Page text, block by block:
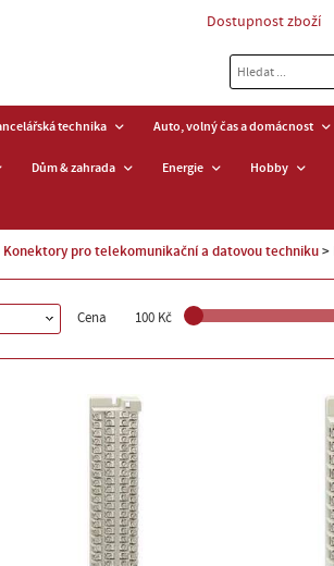
Dostupnost zboží
technika Auto, volný čas a domácnost
Dům & zahrada Energie Hobby
Konektory pro telekomunikační a datovou techniku
Cena 100 Kč